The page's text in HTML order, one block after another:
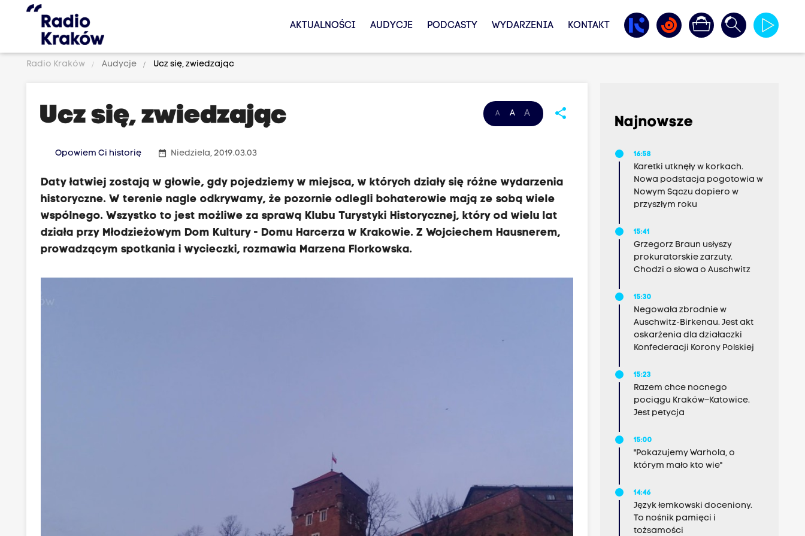
AKTUALNOŚCI AUDYCJE PODCASTY WYDARZENIA KONTAKT
Radio Kraków Audycje Ucz się, zwiedzając
A A A share
Ucz się, zwiedzając
Opowiem Ci historię date_range Niedziela, 2019.03.03
Daty łatwiej zostają w głowie, gdy pojedziemy w miejsca, w których działy się różne wydarzenia
historyczne. W terenie nagle odkrywamy, że pozornie odlegli bohaterowie mają ze sobą wiele
wspólnego. Wszystko to jest możliwe za sprawą Klubu Turystyki Historycznej, który od wielu lat
działa przy Młodzieżowym Dom Kultury - Domu Harcerza w Krakowie. Z Wojciechem Hausnerem,
prowadzącym spotkania i wycieczki, rozmawia Marzena Florkowska.
Najnowsze
16:58
Karetki utknęły w korkach.
Nowa podstacja pogotowia w
Nowym Sączu dopiero w
przyszłym roku
15:41
Grzegorz Braun usłyszy
prokuratorskie zarzuty.
Chodzi o słowa o Auschwitz
15:30
Negowała zbrodnie w
Auschwitz-Birkenau. Jest akt
oskarżenia dla działaczki
Konfederacji Korony Polskiej
15:23
Razem chce nocnego
pociągu Kraków–Katowice.
Jest petycja
15:00
"Pokazujemy Warhola, o
którym mało kto wie"
14:46
Język łemkowski doceniony.
To nośnik pamięci i
tożsamości